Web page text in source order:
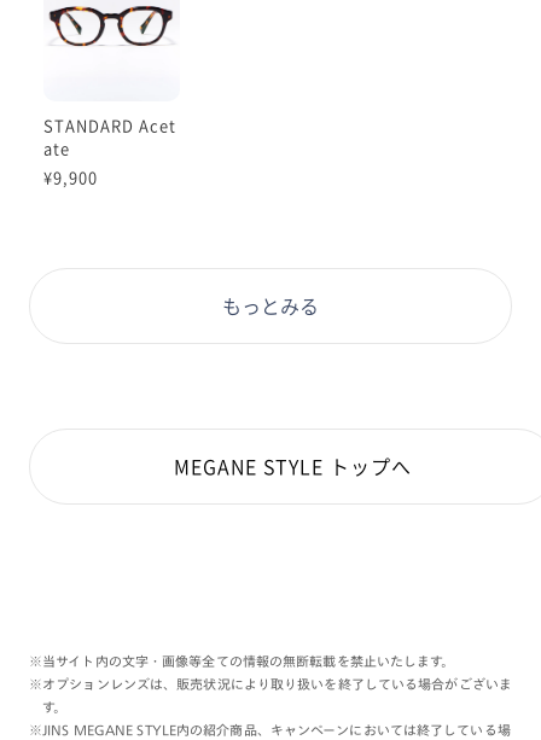
追加料金￥0！
※オンラインショップ限定
STANDARD Acet
ate
¥9,900
もっとみる
MEGANE STYLE トップへ
※当サイト内の文字・画像等全ての情報の無断転載を禁止いたします。
※オプションレンズは、販売状況により取り扱いを終了している場合がございま
す。
※JINS MEGANE STYLE内の紹介商品、キャンペーンにおいては終了している場